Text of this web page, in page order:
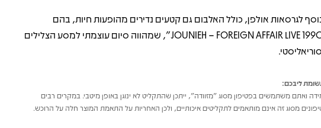
לגרסאות אולפן, כולל האלבום גם קטעים נדירים מהופעות חיות, בהם
"JOUNIEH – FOREIGN AFFAIR LIVE 1990", שמהווה סיום עוצמתי למסע הצלילים
ליבכם:
ואתם משתמשים בפטיפון מסוג "מזוודה", ייתכן שהתקליט לא ינוגן באופן מיטבי. במקרים רבים
מסוג זה אינם מותאמים לתקליטים איכותיים, ולכן האחריות על התאמת המוצר חלה על הרוכש.